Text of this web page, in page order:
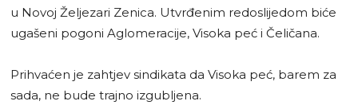
u Novoj Željezari Zenica. Utvrđenim redoslijedom biće
ugašeni pogoni Aglomeracije, Visoka peć i Čeličana.
Prihvaćen je zahtjev sindikata da Visoka peć, barem za
sada, ne bude trajno izgubljena.